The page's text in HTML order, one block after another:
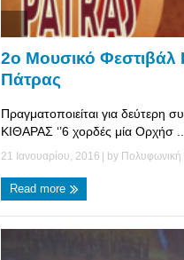
2ο Μουσικό Φεστιβάλ
Πάτρας
Πραγματοποιείται για
ΚΙΘΑΡΑΣ ‘’6 χορδές μία Ορχήσ ...
21 Ιανουαρίου, 2016 | by
Read more